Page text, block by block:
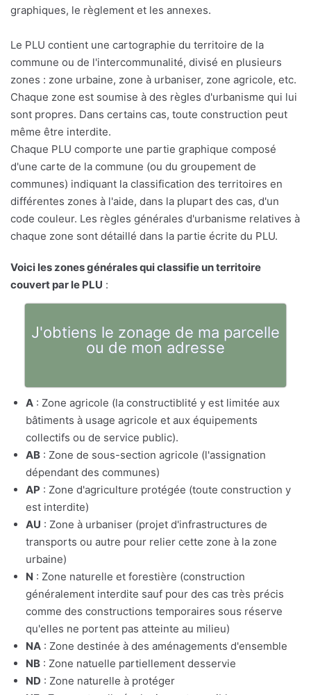
graphiques, le règlement et les annexes.
Le PLU contient une cartographie du territoire de la
commune ou de l'intercommunalité, divisé en plusieurs
zones : zone urbaine, zone à urbaniser, zone agricole, etc.
Chaque zone est soumise à des règles d'urbanisme qui lui
sont propres. Dans certains cas, toute construction peut
même être interdite.
Chaque PLU comporte une partie graphique composé
d'une carte de la commune (ou du groupement de
communes) indiquant la classification des territoires en
différentes zones à l'aide, dans la plupart des cas, d'un
code couleur. Les règles générales d'urbanisme relatives à
chaque zone sont détaillé dans la partie écrite du PLU.
Voici les zones générales qui classifie un territoire
couvert par le PLU :
J'obtiens le zonage de ma parcelle
ou de mon adresse
A : Zone agricole (la constructiblité y est limitée aux
bâtiments à usage agricole et aux équipements
collectifs ou de service public).
AB : Zone de sous-section agricole (l'assignation
dépendant des communes)
AP : Zone d'agriculture protégée (toute construction y
est interdite)
AU : Zone à urbaniser (projet d'infrastructures de
transports ou autre pour relier cette zone à la zone
urbaine)
N : Zone naturelle et forestière (construction
généralement interdite sauf pour des cas très précis
comme des constructions temporaires sous réserve
qu'elles ne portent pas atteinte au milieu)
NA : Zone destinée à des aménagements d'ensemble
NB : Zone natuelle partiellement desservie
ND : Zone naturelle à protéger